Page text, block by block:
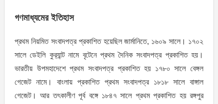
গণমাধ্যমের ইতিহাস
প্রথম নিয়মিত সংবাদপত্র প্রকাশিত হয়েছিল জার্মানিতে, ১৬০৯ সালে। ১৭০২
সালে ডেইলি কুর‌্যান্ট নামে বৃটেনে প্রথম দৈনিক সংবাদপত্র প্রকাশিত হয়।
ভারতীয় উপমহাদেশে প্রথম সংবাদপত্র প্রকাশিত হয় ১৭৮০ সালে বেঙ্গল
গেজেট নামে। বাংলায় প্রকাশিত প্রথম সংবাদপত্র ১৮১৮ সালে বাঙ্গাল
গেজেট। আর তৎকালীণ পূর্ব বঙ্গে ১৮৪৭ সালে প্রথম প্রকাশিত হয় রঙ্গপুর